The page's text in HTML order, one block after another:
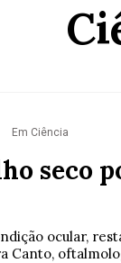
Em Ciência
seco
ocular,
Canto,